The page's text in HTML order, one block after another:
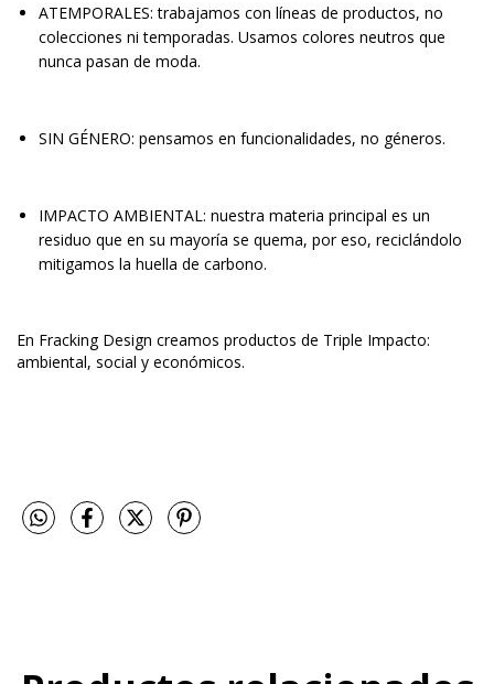
ATEMPORALES: trabajamos con líneas de productos, no
colecciones ni temporadas. Usamos colores neutros que
nunca pasan de moda.
SIN GÉNERO: pensamos en funcionalidades, no géneros.
IMPACTO AMBIENTAL: nuestra materia principal es un
residuo que en su mayoría se quema, por eso, reciclándolo
mitigamos la huella de carbono.
En Fracking Design creamos productos de Triple Impacto:
ambiental, social y económicos.